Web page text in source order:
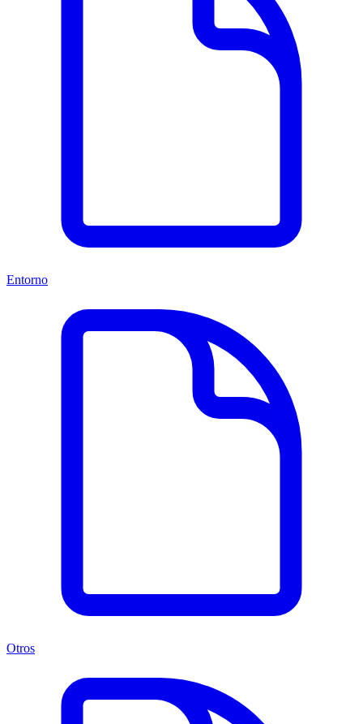
Entorno
Otros